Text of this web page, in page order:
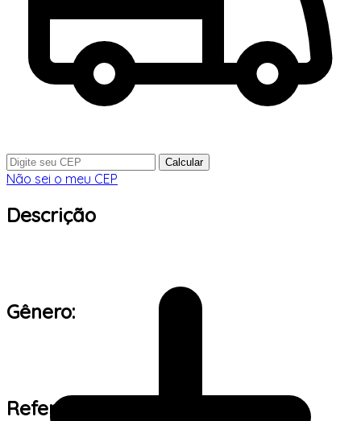
Calcular
Não sei o meu CEP
Descrição
Gênero:
Referência de tamanho: